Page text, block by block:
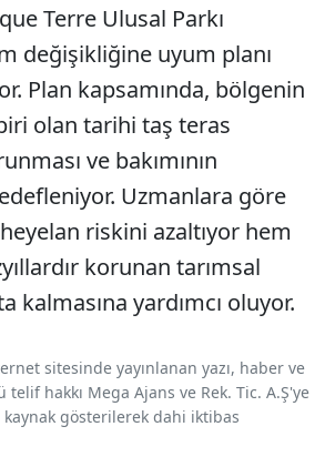
Terre Ulusal Parkı
değişikliğine uyum planı
Plan kapsamında, bölgenin
olan tarihi taş teras
ve bakımının
Uzmanlara göre
riskini azaltıyor hem
korunan tarımsal
kalmasına yardımcı oluyor.
sitesinde yayınlanan yazı, haber ve
hakkı Mega Ajans ve Rek. Tic. A.Ş'ye
gösterilerek dahi iktibas